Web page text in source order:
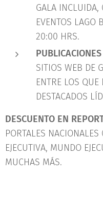
GALA INCLUIDA,
EVENTOS LAGO
20:00 HRS.
SITIOS WEB DE
ENTRE LOS QUE
DESTACADOS
DESCUENTO EN
PORTALES
EJECUTIVA, MUNDO
MUCHAS MÁS.